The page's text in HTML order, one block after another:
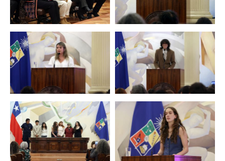
Zoom Zoom
Zoom Zoom